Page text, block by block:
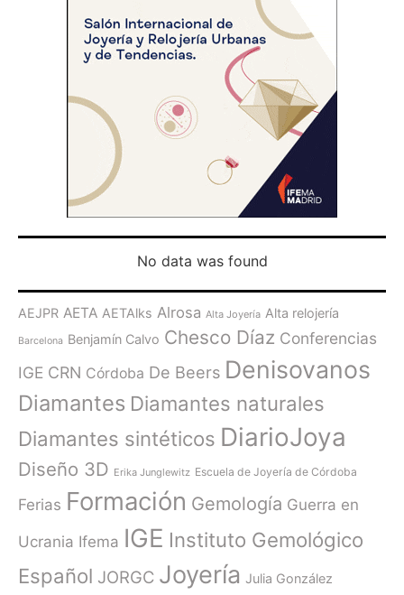
No data was found
AEJPR AETA AETAlks Alrosa Alta Joyería Alta relojería
Barcelona Benjamín Calvo Chesco Díaz Conferencias
IGE CRN Córdoba De Beers Denisovanos
Diamantes Diamantes naturales
Diamantes sintéticos DiarioJoya
Diseño 3D Erika Junglewitz Escuela de Joyería de Córdoba
Ferias Formación Gemología Guerra en
Ucrania Ifema IGE Instituto Gemológico
Español JORGC Joyería Julia González